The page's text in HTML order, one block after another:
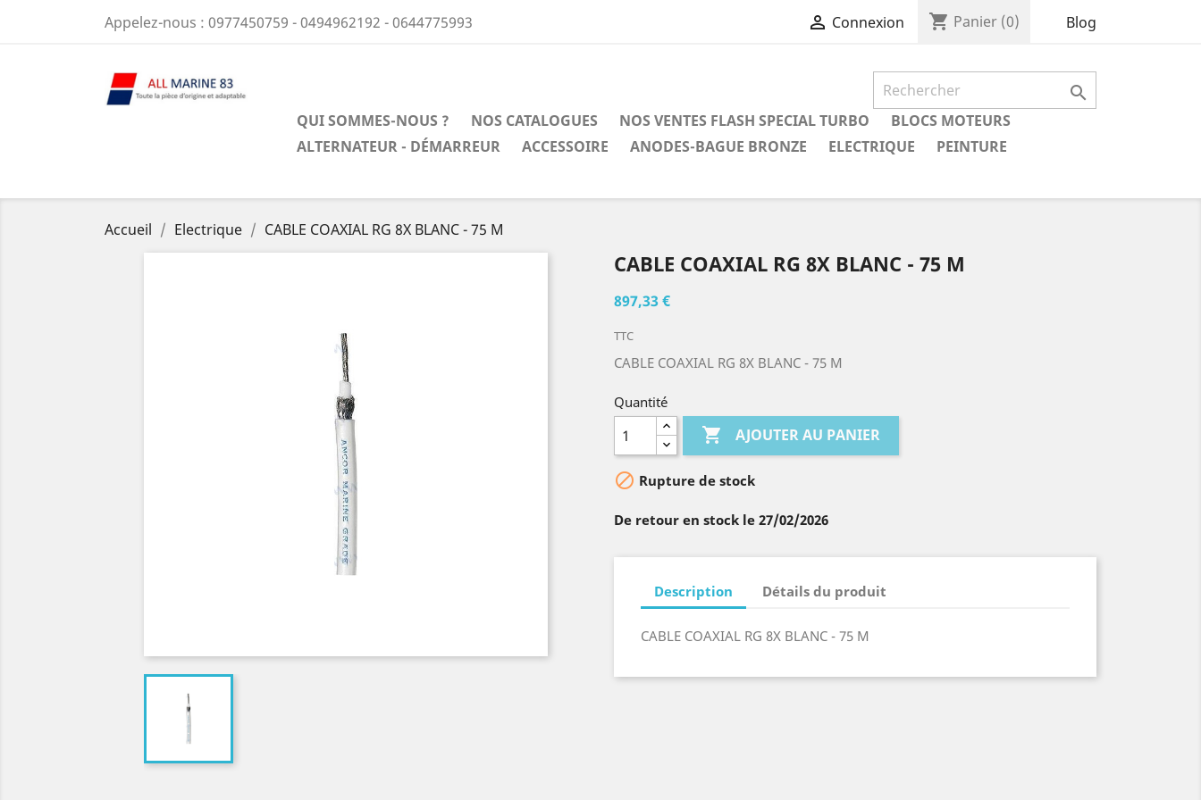
Appelez-nous : 0977450759 - 0494962192 - 0644775993  Connexion shopping_cart Panier (0) Blog

QUI SOMMES-NOUS ? NOS CATALOGUES NOS VENTES FLASH SPECIAL TURBO
BLOCS MOTEURS
ALTERNATEUR - DÉMARREUR
ACCESSOIRE ANODES-BAGUE BRONZE ELECTRIQUE PEINTURE
Accueil Electrique CABLE COAXIAL RG 8X BLANC - 75 M
CABLE COAXIAL RG 8X BLANC - 75 M
897,33 €
TTC
CABLE COAXIAL RG 8X BLANC - 75 M
Quantité
 AJOUTER AU PANIER
 Rupture de stock
De retour en stock le 27/02/2026
Description Détails du produit
CABLE COAXIAL RG 8X BLANC - 75 M